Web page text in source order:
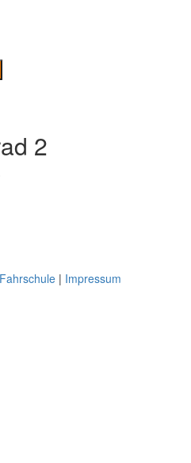
2
| Impressum